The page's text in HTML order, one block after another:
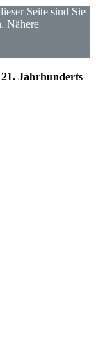
Seite sind Sie
Nähere
Jahrhunderts